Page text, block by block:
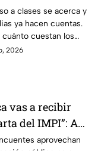
las familias
por el
a clases 2026
a clases se acerca y
ya hacen cuentas.
cuestan los
dónde buscan
2026
vas a recibir
del IMPI”: Así
las estafas para
aprovechan